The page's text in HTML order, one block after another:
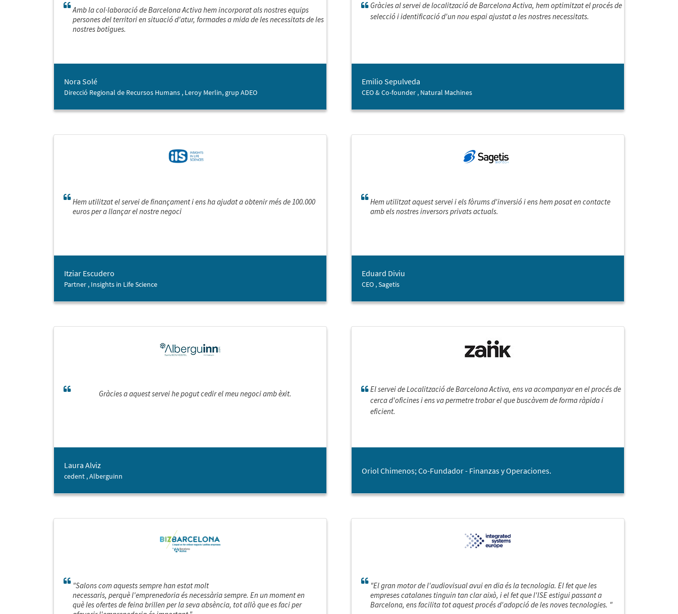
Amb la col·laboració de Barcelona Activa hem incorporat als nostres equips
persones del territori en situació d'atur, formades a mida de les necessitats de les
nostres botigues.
Nora Solé
Direcció Regional de Recursos Humans , Leroy Merlin, grup ADEO
Gràcies al servei de localització de Barcelona Activa, hem optimitzat el procés de
selecció i identificació d'un nou espai ajustat a les nostres necessitats.
Emilio Sepulveda
CEO & Co-founder , Natural Machines
Hem utilitzat el servei de finançament i ens ha ajudat a obtenir més de 100.000
euros per a llançar el nostre negoci
Itziar Escudero
Partner , Insights in Life Science
Hem utilitzat aquest servei i els fòrums d'inversió i ens hem posat en contacte
amb els nostres inversors privats actuals.
Eduard Diviu
CEO , Sagetis
Gràcies a aquest servei he pogut cedir el meu negoci amb èxit.
Laura Alviz
cedent , Alberguinn
El servei de Localització de Barcelona Activa, ens va acompanyar en el procés de
cerca d'oficines i ens va permetre trobar el que buscàvem de forma ràpida i
eficient.
Oriol Chimenos; Co-Fundador - Finanzas y Operaciones.
"Salons com aquests sempre han estat molt
necessaris, perquè l'emprenedoria és necessària sempre. En un moment en
què les ofertes de feina brillen per la seva absència, tot allò que es faci per
"El gran motor de l'audiovisual avui en dia és la tecnologia. El fet que les
empreses catalanes tinguin tan clar això, i el fet que l'ISE estigui passant a
Barcelona, ens facilita tot aquest procés d'adopció de les noves tecnologies. "